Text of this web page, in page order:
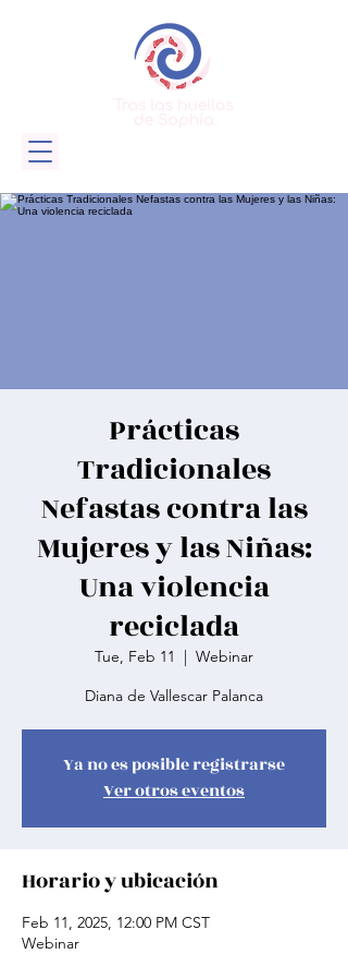
Prácticas
Tradicionales
Nefastas contra las
Mujeres y las Niñas:
Una violencia
reciclada
Tue, Feb 11
  |
Webinar
Diana de Vallescar Palanca
Ya no es posible registrarse
Ver otros eventos
Horario y ubicación
Feb 11, 2025, 12:00 PM CST
Webinar